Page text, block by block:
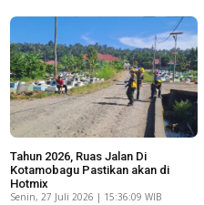
Tahun 2026, Ruas Jalan Di
Kotamobagu Pastikan akan di
Hotmix
Senin, 27 Juli 2026 | 15:36:09 WIB